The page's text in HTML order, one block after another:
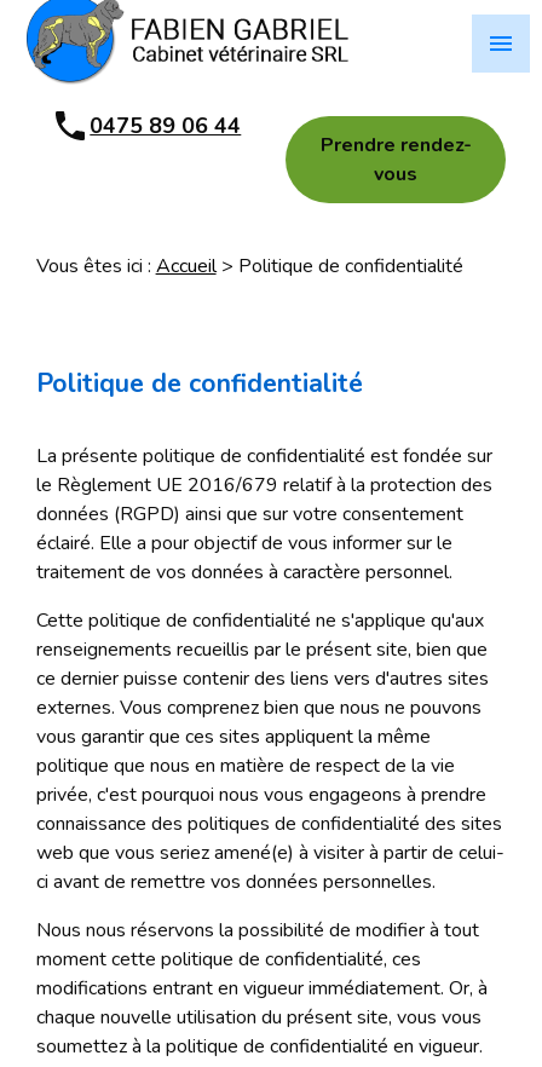
menu
0475 89 06 44
Prendre rendez-
vous
Vous êtes ici : Accueil> Politique de confidentialité
Politique de confidentialité
La présente politique de confidentialité est fondée sur
le Règlement UE 2016/679 relatif à la protection des
données (RGPD) ainsi que sur votre consentement
éclairé. Elle a pour objectif de vous informer sur le
traitement de vos données à caractère personnel.
Cette politique de confidentialité ne s'applique qu'aux
renseignements recueillis par le présent site, bien que
ce dernier puisse contenir des liens vers d'autres sites
externes. Vous comprenez bien que nous ne pouvons
vous garantir que ces sites appliquent la même
politique que nous en matière de respect de la vie
privée, c'est pourquoi nous vous engageons à prendre
connaissance des politiques de confidentialité des sites
web que vous seriez amené(e) à visiter à partir de celui-
ci avant de remettre vos données personnelles.
Nous nous réservons la possibilité de modifier à tout
moment cette politique de confidentialité, ces
modifications entrant en vigueur immédiatement. Or, à
chaque nouvelle utilisation du présent site, vous vous
soumettez à la politique de confidentialité en vigueur.
Panneau de gestion des cookies